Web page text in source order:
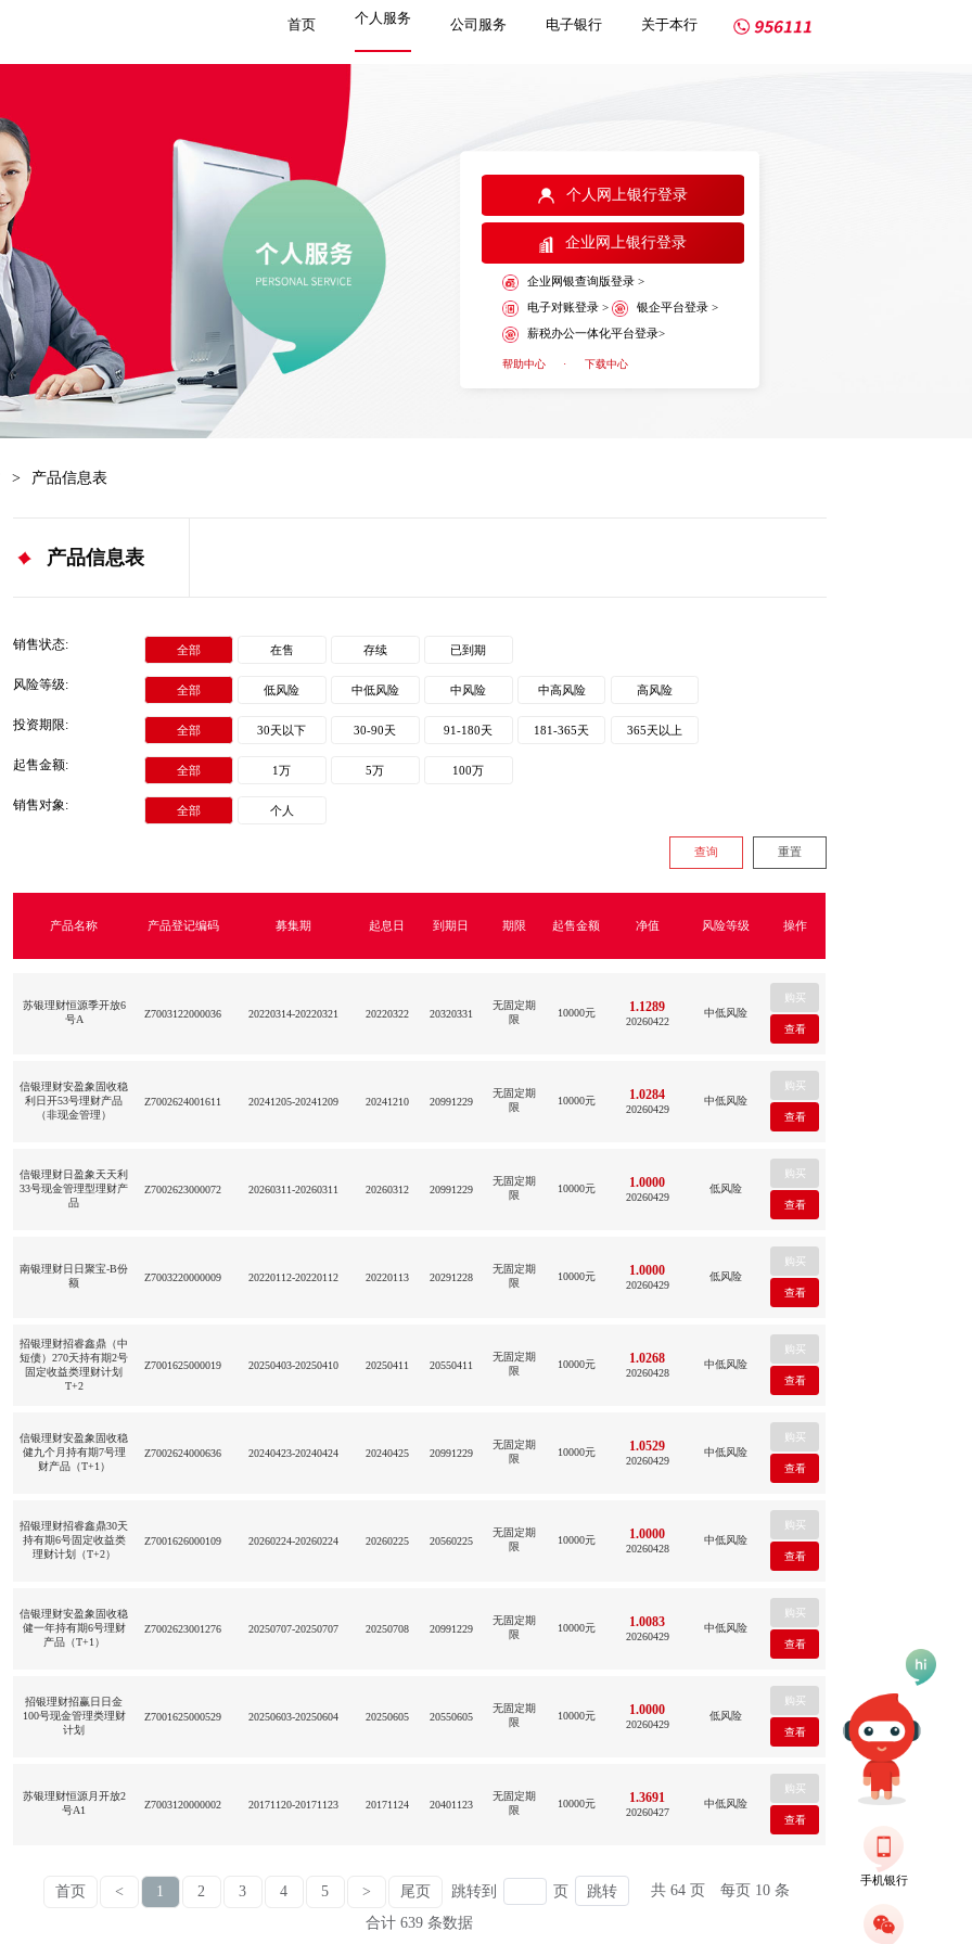
首页 个人服务 公司服务 电子银行 关于本行
个人网上银行登录
企业网上银行登录
企业网银查询版登录 >
电子对账登录 > 银企平台登录 >
薪税办公一体化平台登录>
帮助中心 · 下载中心
> 产品信息表
产品信息表
销售状态: 全部 在售 存续 已到期
风险等级: 全部 低风险 中低风险 中风险 中高风险 高风险
投资期限: 全部 30天以下 30-90天 91-180天 181-365天 365天以上
起售金额: 全部 1万 5万 100万
销售对象: 全部 个人
产品名称 产品登记编码 募集期 起息日 到期日 期限 起售金额 净值 风险等级 操作
苏银理财恒源季开放6
号A
Z7003122000036 20220314-20220321 20220322 20320331
无固定期
限
10000元 1.1289
20260422
中低风险
信银理财安盈象固收稳
利日开53号理财产品
（非现金管理）
Z7002624001611 20241205-20241209 20241210 20991229
无固定期
限
10000元 1.0284
20260429
中低风险
信银理财日盈象天天利
33号现金管理型理财产
品
Z7002623000072 20260311-20260311 20260312 20991229
无固定期
限
10000元 1.0000
20260429
低风险
南银理财日日聚宝-B份
额
Z7003220000009 20220112-20220112 20220113 20291228
无固定期
限
10000元 1.0000
20260429
低风险
招银理财招睿鑫鼎（中
短债）270天持有期2号
固定收益类理财计划
T+2
Z7001625000019 20250403-20250410 20250411 20550411
无固定期
限
10000元 1.0268
20260428
中低风险
信银理财安盈象固收稳
健九个月持有期7号理
财产品（T+1）
Z7002624000636 20240423-20240424 20240425 20991229
无固定期
限
10000元 1.0529
20260429
中低风险
招银理财招睿鑫鼎30天
持有期6号固定收益类
理财计划（T+2）
Z7001626000109 20260224-20260224 20260225 20560225
无固定期
限
10000元 1.0000
20260428
中低风险
信银理财安盈象固收稳
健一年持有期6号理财
产品（T+1）
Z7002623001276 20250707-20250707 20250708 20991229
无固定期
限
10000元 1.0083
20260429
中低风险
招银理财招赢日日金
100号现金管理类理财
计划
Z7001625000529 20250603-20250604 20250605 20550605
无固定期
限
10000元 1.0000
20260429
低风险
苏银理财恒源月开放2
号A1
Z7003120000002 20171120-20171123 20171124 20401123
无固定期
限
10000元 1.3691
20260427
中低风险
首页 < 1 2 3 4 5 > 尾页 跳转到 页 共 64 页
每页 10 条
合计 639 条数据
手机银行